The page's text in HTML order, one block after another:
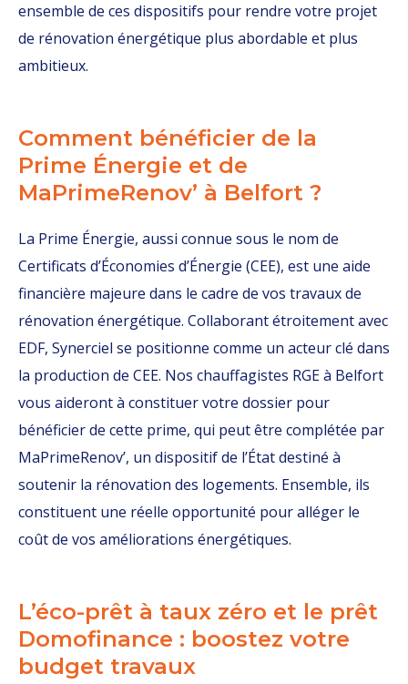
ensemble de ces dispositifs pour rendre votre projet
de rénovation énergétique plus abordable et plus
ambitieux.
Comment bénéficier de la
Prime Énergie et de
MaPrimeRenov’ à Belfort ?
La Prime Énergie, aussi connue sous le nom de
Certificats d’Économies d’Énergie (CEE), est une aide
financière majeure dans le cadre de vos travaux de
rénovation énergétique. Collaborant étroitement avec
EDF, Synerciel se positionne comme un acteur clé dans
la production de CEE. Nos chauffagistes RGE à Belfort
vous aideront à constituer votre dossier pour
bénéficier de cette prime, qui peut être complétée par
MaPrimeRenov’, un dispositif de l’État destiné à
soutenir la rénovation des logements. Ensemble, ils
constituent une réelle opportunité pour alléger le
coût de vos améliorations énergétiques.
L’éco-prêt à taux zéro et le prêt
Domofinance : boostez votre
budget travaux